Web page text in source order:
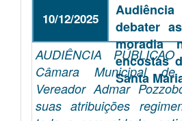
10/12/2025
debater
moradia
encostas
Santa
AUDIÊNCIA
Câmara Municipal
Vereador Admar
suas atribuições